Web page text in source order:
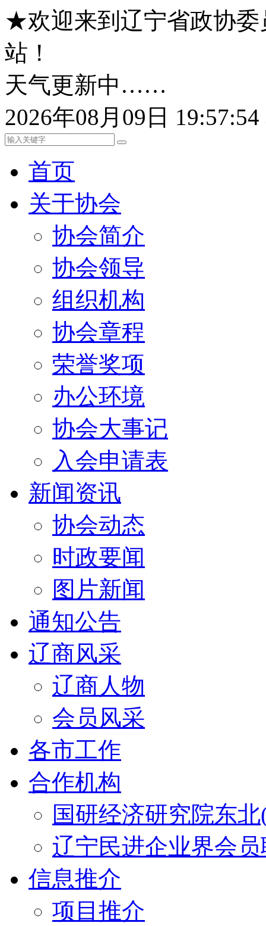
★欢迎来到辽宁省政协委
站！
天气更新中……
2026年08月09日
首页
关于协会
协会简介
协会领导
组织机构
协会章程
荣誉奖项
办公环境
协会大事记
入会申请表
新闻资讯
协会动态
时政要闻
图片新闻
通知公告
辽商风采
辽商人物
会员风采
各市工作
合作机构
国研经济研究院东
辽宁民进企业界会
信息推介
项目推介